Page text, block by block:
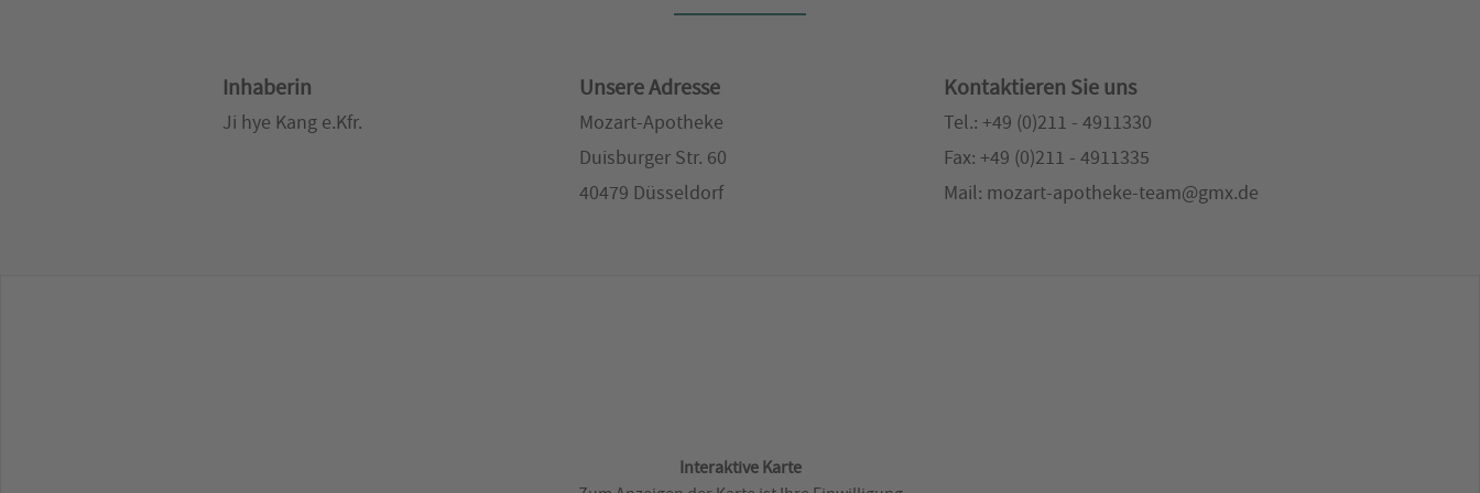
Inhaberin
Ji hye Kang e.Kfr.
Unsere Adresse
Mozart-Apotheke
Duisburger Str. 60
40479 Düsseldorf
Kontaktieren Sie uns
Tel.: +49 (0)211 - 4911330
Fax: +49 (0)211 - 4911335
Mail: mozart-apotheke-team@gmx.de
Interaktive Karte